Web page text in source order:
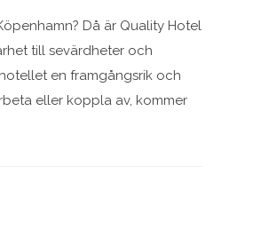
Då är Quality Hotel
till sevärdheter och
en framgångsrik och
eller koppla av, kommer